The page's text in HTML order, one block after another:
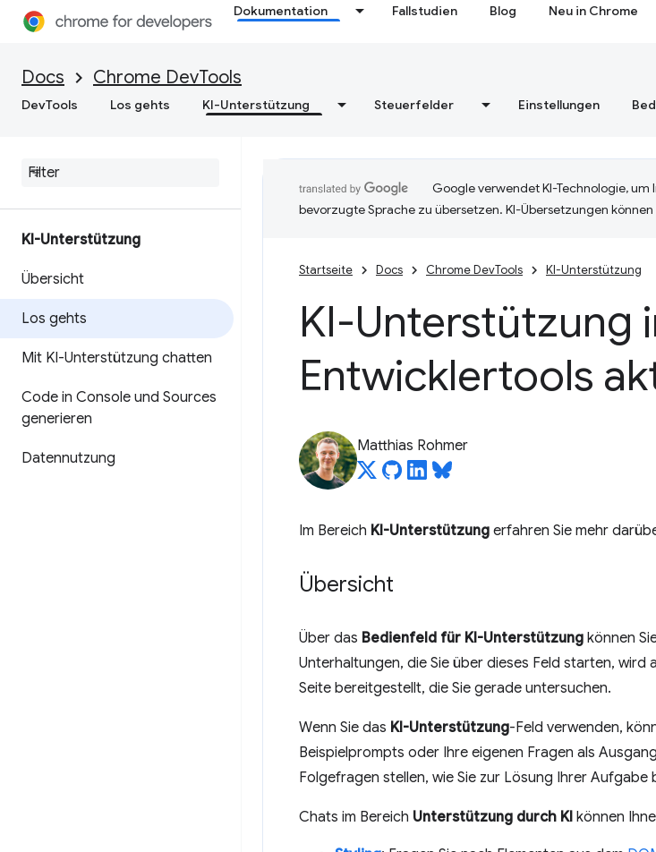
Dokumentation Fallstudien Blog Neu in Chrome
Docs Chrome DevTools
DevTools Los gehts KI-Unterstützung Steuerfelder Einstellungen
KI-Unterstützung
Übersicht
Los gehts
Mit KI-Unterstützung chatten
Code in Console und Sources
generieren
Datennutzung
Google verwendet KI-Technologie, um
bevorzugte Sprache zu übersetzen. KI-Übersetzungen
Startseite Docs Chrome DevTools KI-Unterstützung
KI-Unterstützung
Entwicklertools
Matthias Rohmer
Im Bereich KI-Unterstützung erfahren Sie mehr
Übersicht
Über das Bedienfeld für KI-Unterstützung können
Unterhaltungen, die Sie über dieses Feld starten,
Seite bereitgestellt, die Sie gerade untersuchen.
Wenn Sie das KI-Unterstützung-Feld verwenden,
Beispielprompts oder Ihre eigenen Fragen als
Folgefragen stellen, wie Sie zur Lösung Ihrer Aufgabe
Chats im Bereich Unterstützung durch KI können